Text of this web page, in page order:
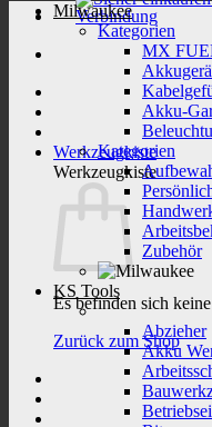
Werkzeugkiste
Werkzeugkiste
Es befinden sich
Zurück zum Shop
Milwaukee
Kategorien
MX
Akku-
Kategorien
Zubehör
KS Tools
Abzieher
Akku